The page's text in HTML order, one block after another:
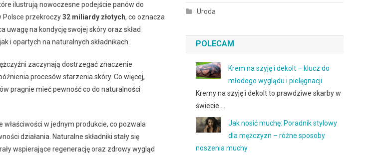
ilustrują nowoczesne podejście panów do
Polsce przekroczy32 miliardy złotych, co oznacza
uwagę na kondycję swojej skóry oraz skład
i opartych na naturalnych składnikach.
zaczynają dostrzegać znaczenie
procesów starzenia skóry. Co więcej,
pragnie mieć pewność co do naturalności
właściwości w jednym produkcie, co pozwala
działania. Naturalne składniki stały się
wspierające regenerację oraz zdrowy wygląd
Uroda
POLECAM
Krem na szyję i dekolt – klucz do
młodego wyglądu i pielęgnacji
Kremy na szyję i dekolt to prawdziwe skarby w
świecie …
Jak nosić muchę: Poradnik stylowy
dla mężczyzn – różne sposoby
noszenia muchy